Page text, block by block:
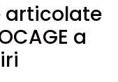
articolate
a